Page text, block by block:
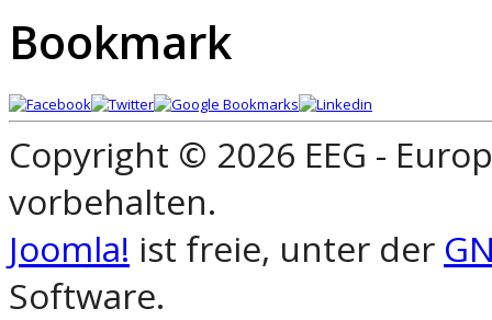
Bookmark
Copyright © 2026 EEG -
vorbehalten.
Joomla! ist freie, unter der
Software.